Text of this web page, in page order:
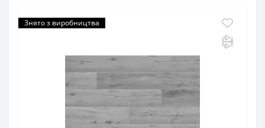
Знято з виробництва